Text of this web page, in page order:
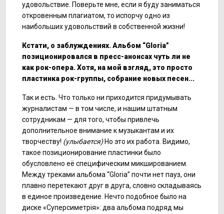
удовольствие. Поверьте мне, если я буду заниматься
откровенным плагиатом, то испорчу одно из
наибольших удовольствий в собственной жизни!
Кстати, о заблуждениях. Альбом “Gloria”
позиционировался в пресс-анонсах чуть ли не
как рок-опера. Хотя, на мой взгляд, это просто
пластинка рок-группы, собрание новых песен...
Так и есть. Что только ни приходится придумывать
журналистам — в том числе, и нашим штатным
сотрудникам — для того, чтобы привлечь
дополнительное внимание к музыкантам и их
творчеству! (улыбается)Но это их работа. Видимо,
такое позиционирование пластинки было
обусловлено её специфическим микшированием.
Между треками альбома “Gloria” почти нет пауз, они
плавно перетекают друг в друга, словно складываясь
в единое произведение. Нечто подобное было на
диске «Суперсиметрія»: два альбома подряд мы